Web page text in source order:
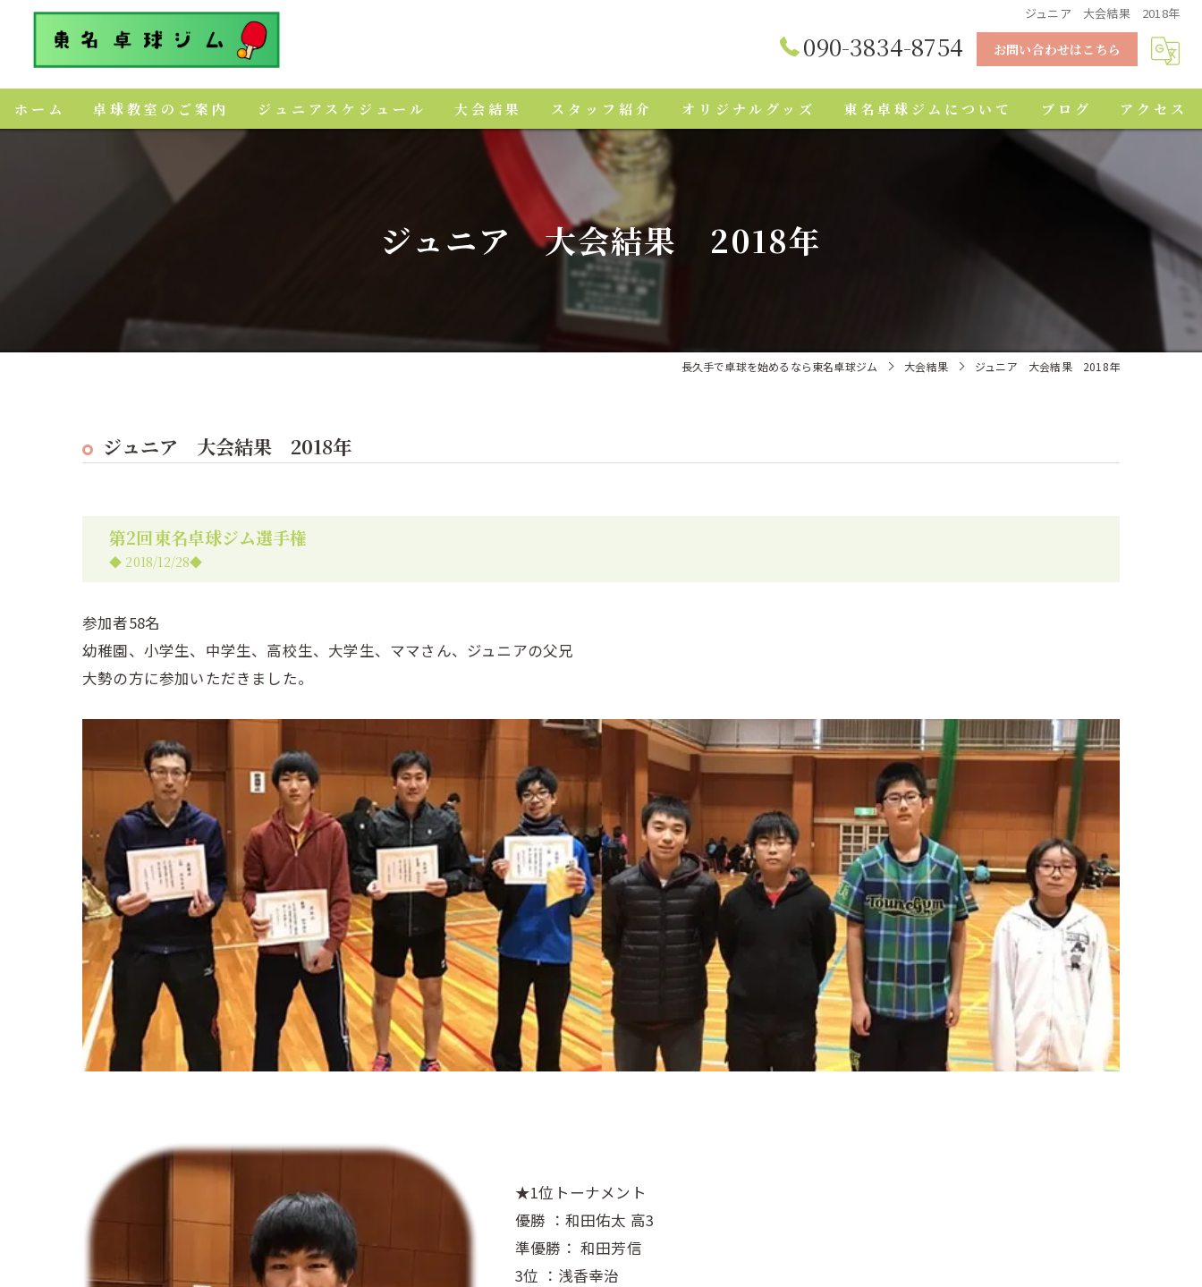
ジュニア 大会結果 2018年
090-3834-8754 お問い合わせはこちら
ホーム 卓球教室のご案内 ジュニアスケジュール 大会結果 スタッフ紹介 オリジナルグッズ 東名卓球ジムについて ブログ アクセス
ジュニア 大会結果 2018年
長久手で卓球を始めるなら東名卓球ジム 大会結果 ジュニア 大会結果 2018年
ジュニア 大会結果 2018年
第2回東名卓球ジム選手権
◆ 2018/12/28◆
参加者58名
幼稚園、小学生、中学生、高校生、大学生、ママさん、ジュニアの父兄
大勢の方に参加いただきました。
★1位トーナメント
優勝 ：和田佑太 高3
準優勝： 和田芳信
3位 ：浅香幸治